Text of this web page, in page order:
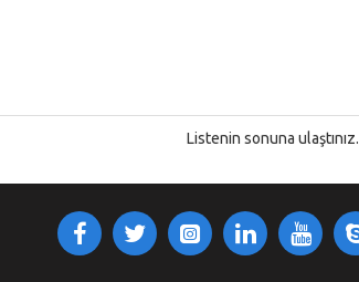
Listenin sonuna ulaştınız.